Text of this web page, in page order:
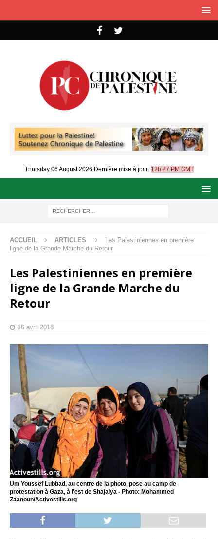
Thursday 06 August 2026 Dernière mise à jour: 12h:27 PM GMT
ACCUEIL ARTICLES
Les Palestiniennes en première
ligne de la Grande Marche du Retour
Les Palestiniennes en première
ligne de la Grande Marche du
Retour
16 avril 2018
Um Youssef Lubbad, au centre de la photo, pose au camp de
protestation à Gaza, à l'est de Shajaiya - Photo: Mohammed
Zaanoun/Activestills.org